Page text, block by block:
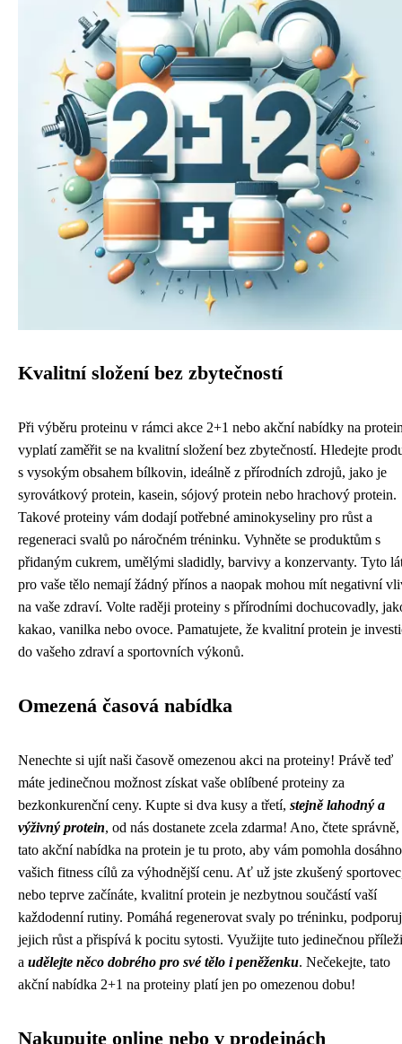
Kvalitní složení bez zbytečností
Při výběru proteinu v rámci akce 2+1 nebo akční nabídky na
vyplatí zaměřit se na kvalitní složení bez zbytečností. Hledejte
s vysokým obsahem bílkovin, ideálně z přírodních zdrojů, jako je
syrovátkový protein, kasein, sójový protein nebo hrachový protein.
Takové proteiny vám dodají potřebné aminokyseliny pro růst a
regeneraci svalů po náročném tréninku. Vyhněte se produktům s
přidaným cukrem, umělými sladidly, barvivy a konzervanty. Tyto
pro vaše tělo nemají žádný přínos a naopak mohou mít negativní
na vaše zdraví. Volte raději proteiny s přírodními dochucovadly,
kakao, vanilka nebo ovoce. Pamatujete, že kvalitní protein je
do vašeho zdraví a sportovních výkonů.
Omezená časová nabídka
Nenechte si ujít naši časově omezenou akci na proteiny! Právě teď
máte jedinečnou možnost získat vaše oblíbené proteiny za
bezkonkurenční ceny. Kupte si dva kusy a třetí, stejně lahodný a
výživný protein, od nás dostanete zcela zdarma! Ano, čtete správně,
tato akční nabídka na protein je tu proto, aby vám pomohla
vašich fitness cílů za výhodnější cenu. Ať už jste zkušený
nebo teprve začínáte, kvalitní protein je nezbytnou součástí vaší
každodenní rutiny. Pomáhá regenerovat svaly po tréninku,
jejich růst a přispívá k pocitu sytosti. Využijte tuto jedinečnou
a udělejte něco dobrého pro své tělo i peněženku. Nečekejte, tato
akční nabídka 2+1 na proteiny platí jen po omezenou dobu!
Nakupujte online nebo v prodejnách